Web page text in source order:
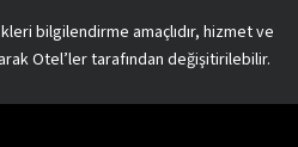
bilgilendirme amaçlıdır, hizmet ve
Otel’ler tarafından değişitirilebilir.